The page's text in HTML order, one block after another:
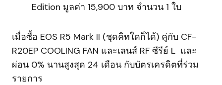
Edition มูลค่า 15,900 บาท จำนวน 1 ใบ
เมื่อซื้อ EOS R5 Mark II (ชุดคิทใดก็ได้) คู่กับ CF-
R20EP COOLING FAN และเลนส์ RF ซีรีย์ L และ
ผ่อน 0% นานสูงสุด 24 เดือน กับบัตรเครดิตที่ร่วม
รายการ